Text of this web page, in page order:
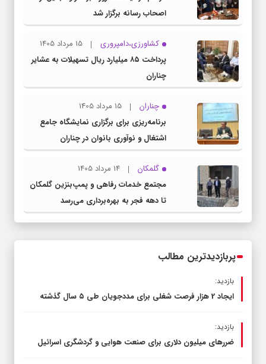
اصحاب رسانه برگزار شد
کشاورزی،دامپروری
15 مرداد 1405
پرداخت ۸۵ میلیارد ریال تسهیلات به عشایر
چناران
چناران
15 مرداد 1405
برنامه‌ریزی برای برگزاری نمایشگاه جامع
اشتغال و نوآوری بانوان در چناران
گلمکان
14 مرداد 1405
مجتمع خدمات رفاهی و پمپ‌بنزین گلمکان
تا دهه فجر به بهره‌برداری می‌رسد
پربازدیدترین مطالب
بازدید:
ایجاد 2 هزار فرصت شغلی برای مددجویان طی ۵ سال گذشته
بازدید:
ضررهای میلیون دلاری برای صنعت هوایی و گردشگری اسرائیل